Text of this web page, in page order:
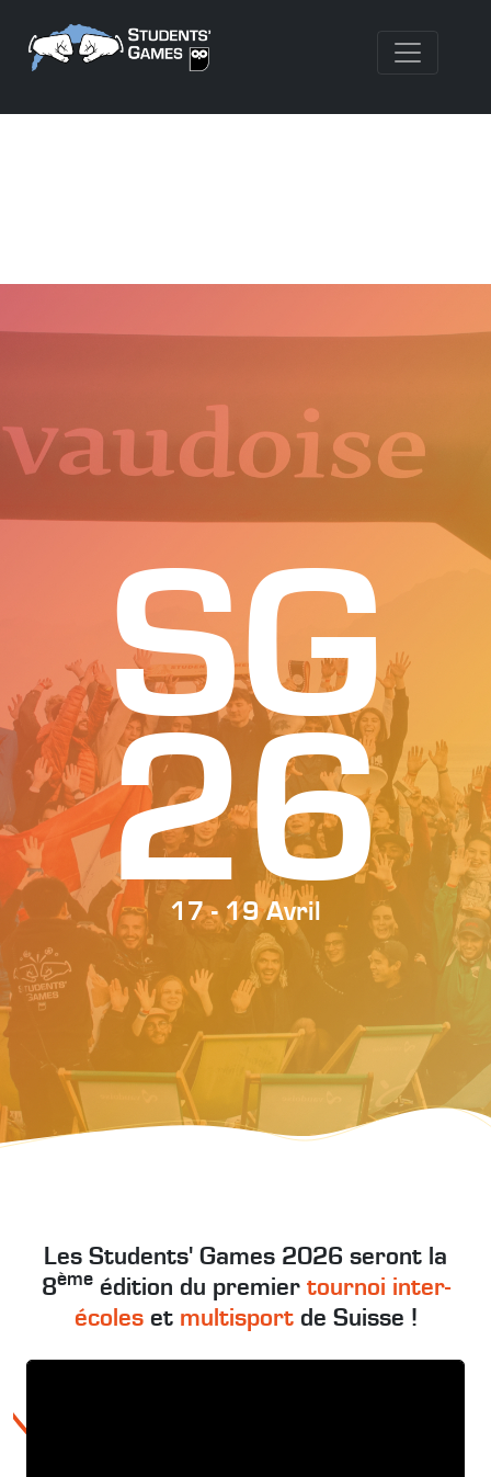
SG
26
17 - 19 Avril
Les Students' Games 2026 seront la
8èmeédition du premier tournoi inter-
écoleset multisportde Suisse !